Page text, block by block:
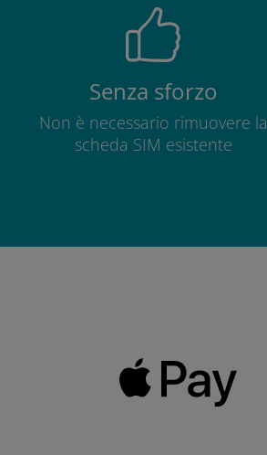
Senza sforzo
Non è necessario rimuovere la
scheda SIM esistente